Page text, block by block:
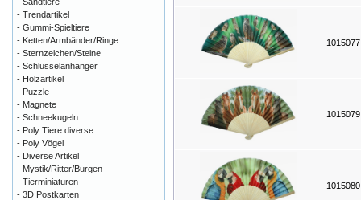
- Trendartikel
- Gummi-Spieltiere
- Ketten/Armbänder/Ringe
- Sternzeichen/Steine
- Schlüsselanhänger
- Holzartikel
- Puzzle
- Magnete
- Schneekugeln
- Poly Tiere diverse
- Poly Vögel
- Diverse Artikel
- Mystik/Ritter/Burgen
- Tierminiaturen
- 3D Postkarten